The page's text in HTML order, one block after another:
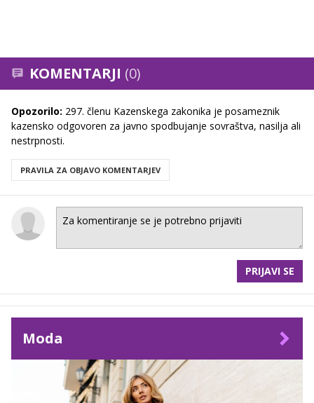
KOMENTARJI (0)
Opozorilo: 297. členu Kazenskega zakonika je posameznik
kazensko odgovoren za javno spodbujanje sovraštva, nasilja ali
nestrpnosti.
PRAVILA ZA OBJAVO KOMENTARJEV
PRIJAVI SE
Moda